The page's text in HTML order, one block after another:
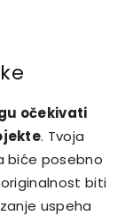
očekivati
. Tvoja
biće posebno
biti
uspeha